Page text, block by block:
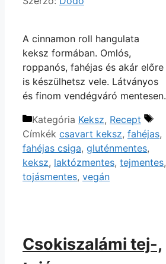
A cinnamon roll hangulata
keksz formában. Omlós,
roppanós, fahéjas és akár előre
is készülhetsz vele. Látványos
és finom vendégváró mentesen.
Kategória Keksz, Recept
Címkék csavart keksz, fahéjas,
fahéjas csiga, gluténmentes,
keksz, laktózmentes, tejmentes,
tojásmentes, vegán
Csokiszalámi tej-,